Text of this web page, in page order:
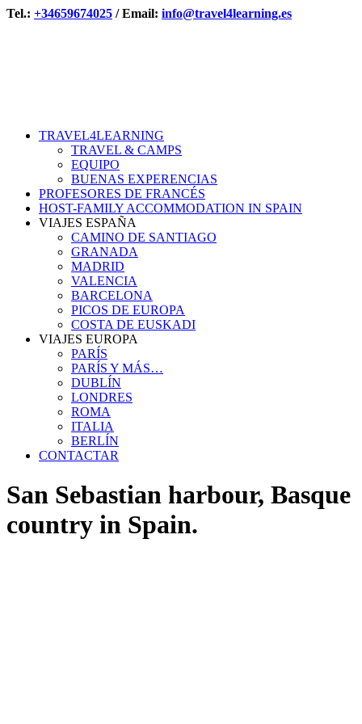
Tel.: +34659674025 / Email: info@travel4learning.es
TRAVEL4LEARNING
TRAVEL & CAMPS
EQUIPO
BUENAS EXPERENCIAS
PROFESORES DE FRANCÉS
HOST-FAMILY ACCOMMODATION IN SPAIN
VIAJES ESPAÑA
CAMINO DE SANTIAGO
GRANADA
MADRID
VALENCIA
BARCELONA
PICOS DE EUROPA
COSTA DE EUSKADI
VIAJES EUROPA
PARÍS
PARÍS Y MÁS…
DUBLÍN
LONDRES
ROMA
ITALIA
BERLÍN
CONTACTAR
San Sebastian harbour, Basque
country in Spain.